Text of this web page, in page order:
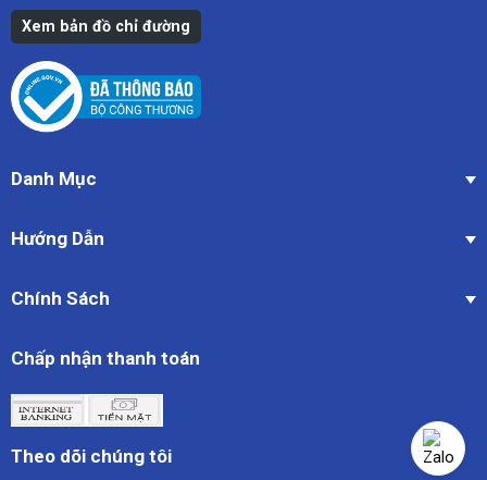
Xem bản đồ chỉ đường
Danh Mục
Hướng Dẫn
Chính Sách
Chấp nhận thanh toán
Theo dõi chúng tôi